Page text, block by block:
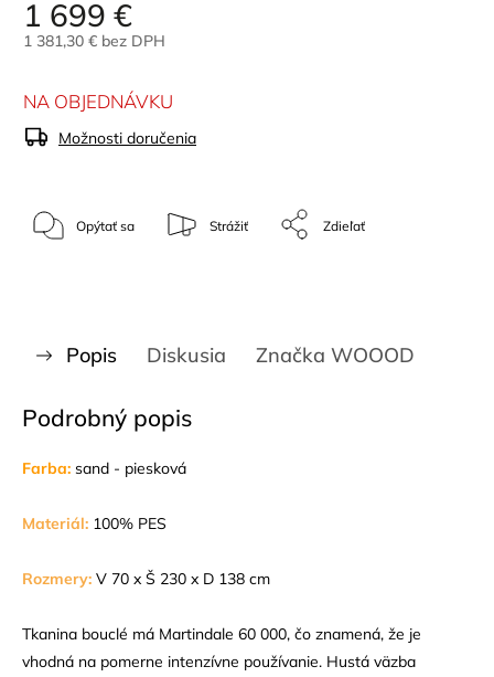
1 699 €
1 381,30 € bez DPH
NA OBJEDNÁVKU
Možnosti doručenia
Opýtať sa Strážiť Zdieľať
Popis Diskusia Značka WOOOD
Podrobný popis
Farba: sand - piesková
Materiál: 100% PES
Rozmery: V 70 x Š 230 x D 138 cm
Tkanina bouclé má Martindale 60 000, čo znamená, že je
vhodná na pomerne intenzívne používanie. Hustá väzba